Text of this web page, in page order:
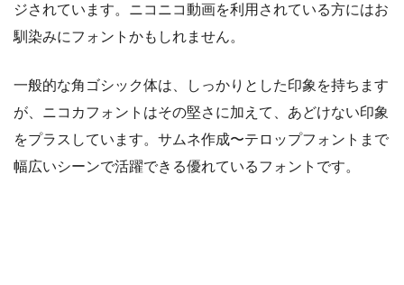
ジされています。ニコニコ動画を利用されている方にはお
馴染みにフォントかもしれません。
一般的な角ゴシック体は、しっかりとした印象を持ちます
が、ニコカフォントはその堅さに加えて、あどけない印象
をプラスしています。サムネ作成〜テロップフォントまで
幅広いシーンで活躍できる優れているフォントです。